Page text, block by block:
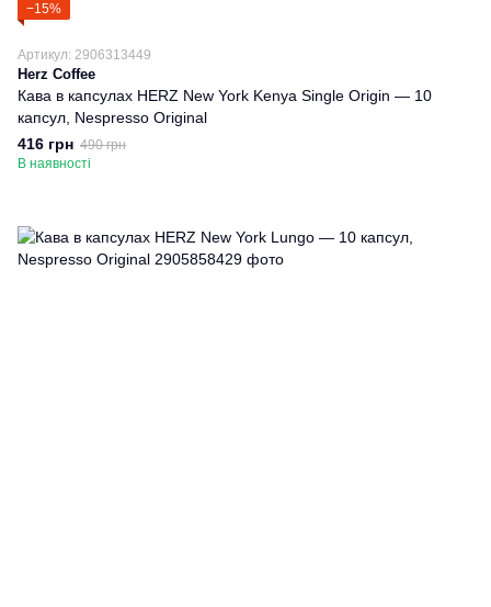
−15%
Артикул: 2906313449
Herz Coffee
Кава в капсулах HERZ New York Kenya Single Origin — 10
капсул, Nespresso Original
416 грн 490 грн
В наявності